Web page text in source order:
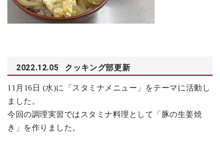
2022.12.05 クッキング部更新
11 月16日 (水)に「スタミナメニュー」をテーマに活動し
ました。
今回の調理実習ではスタミナ料理として「豚の生姜焼
き」を作りました。